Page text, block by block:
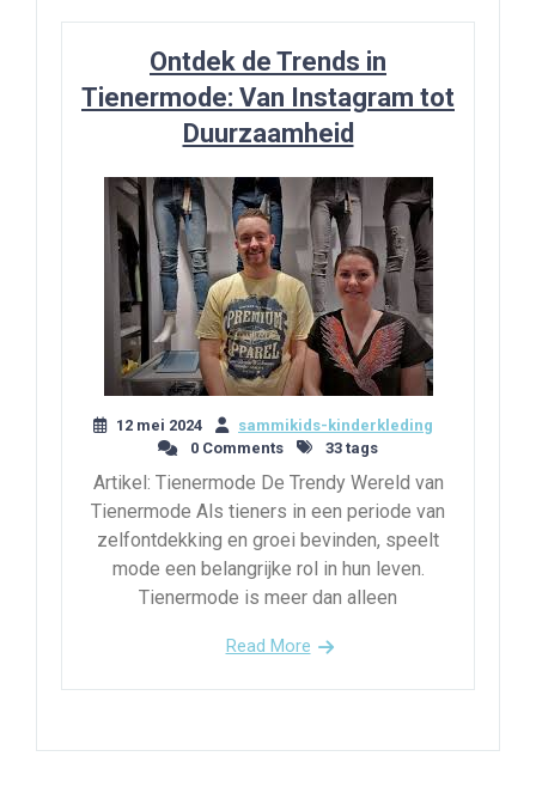
Ontdek de Trends in
Tienermode: Van Instagram tot
Duurzaamheid
12 mei 2024
sammikids-kinderkleding
0 Comments
33 tags
Artikel: Tienermode De Trendy Wereld van
Tienermode Als tieners in een periode van
zelfontdekking en groei bevinden, speelt
mode een belangrijke rol in hun leven.
Tienermode is meer dan alleen
Read More